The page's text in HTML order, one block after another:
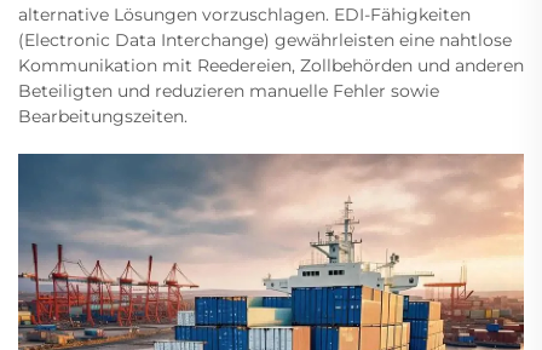
alternative Lösungen vorzuschlagen. EDI-Fähigkeiten
(Electronic Data Interchange) gewährleisten eine nahtlose
Kommunikation mit Reedereien, Zollbehörden und anderen
Beteiligten und reduzieren manuelle Fehler sowie
Bearbeitungszeiten.